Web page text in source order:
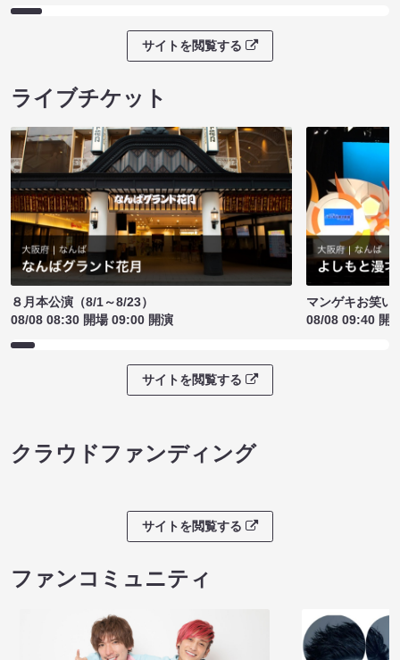
サイトを閲覧する
ライブチケット
８月本公演（8/1～8/23）
08/08 08:30 開場 09:00 開演
マンゲキお笑い
08/08 09:40 開
サイトを閲覧する
クラウドファンディング
サイトを閲覧する
ファンコミュニティ